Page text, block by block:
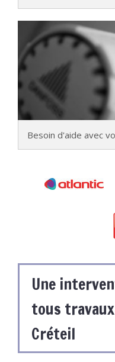
Besoin d'aide avec
Une
tous
Créteil